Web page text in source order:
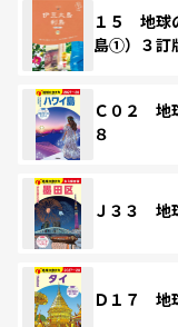
１５ 地球
島①）３訂
Ｃ０２ 地
８
Ｊ３３ 地
Ｄ１７ 地